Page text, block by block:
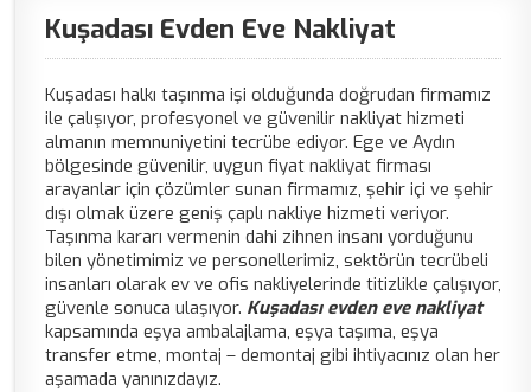
Kuşadası Evden Eve Nakliyat
Kuşadası halkı taşınma işi olduğunda doğrudan firmamız
ile çalışıyor, profesyonel ve güvenilir nakliyat hizmeti
almanın memnuniyetini tecrübe ediyor. Ege ve Aydın
bölgesinde güvenilir, uygun fiyat nakliyat firması
arayanlar için çözümler sunan firmamız, şehir içi ve şehir
dışı olmak üzere geniş çaplı nakliye hizmeti veriyor.
Taşınma kararı vermenin dahi zihnen insanı yorduğunu
bilen yönetimimiz ve personellerimiz, sektörün tecrübeli
insanları olarak ev ve ofis nakliyelerinde titizlikle çalışıyor,
güvenle sonuca ulaşıyor. Kuşadası evden eve nakliyat
kapsamında eşya ambalajlama, eşya taşıma, eşya
transfer etme, montaj – demontaj gibi ihtiyacınız olan her
aşamada yanınızdayız.